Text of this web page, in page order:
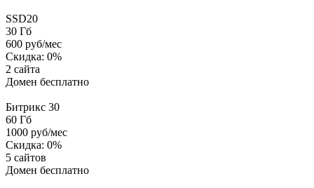
SSD20
30 Гб
600 руб/мес
Скидка: 0%
2 сайта
Домен бесплатно
Битрикс 30
60 Гб
1000 руб/мес
Скидка: 0%
5 сайтов
Домен бесплатно